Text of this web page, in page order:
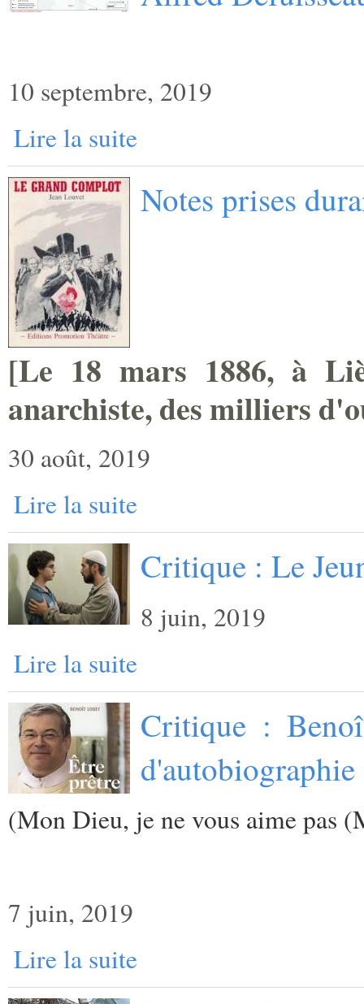
10 septembre, 2019
Lire la suite
Notes prises
[Le 18 mars 1886, à
anarchiste, des milliers
30 août, 2019
Lire la suite
Critique : Le
8 juin, 2019
Lire la suite
Critique :
(Mon Dieu, je ne vous aime pas
7 juin, 2019
Lire la suite